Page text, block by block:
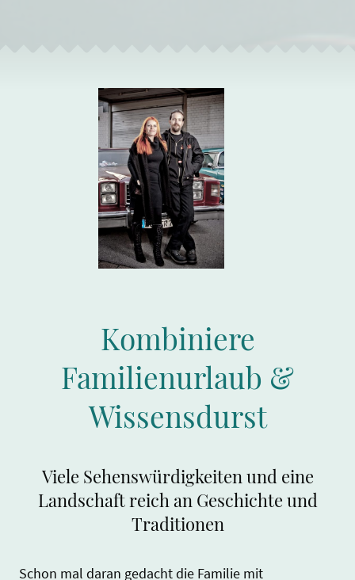
Kombiniere
Familienurlaub &
Wissensdurst
Viele Sehenswürdigkeiten und eine
Landschaft reich an Geschichte und
Traditionen
Schon mal daran gedacht die Familie mit